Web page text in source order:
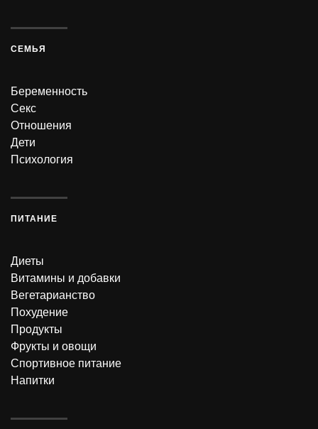
СЕМЬЯ
Беременность
Секс
Отношения
Дети
Психология
ПИТАНИЕ
Диеты
Витамины и добавки
Вегетарианство
Похудение
Продукты
Фрукты и овощи
Спортивное питание
Напитки